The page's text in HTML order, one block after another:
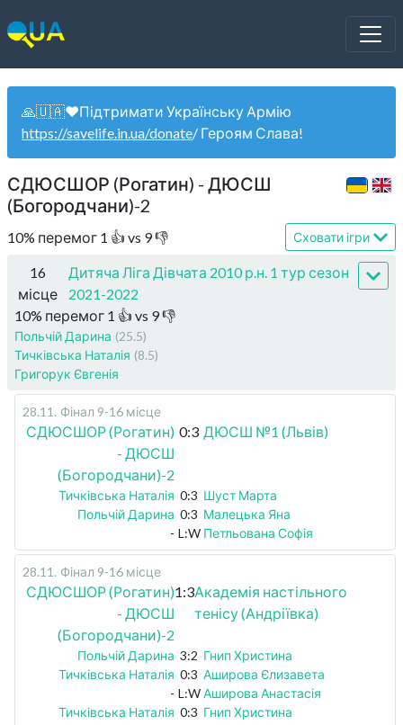
🙏🇺🇦❤️Підтримати Українську Армію
https://savelife.in.ua/donate/ Героям Слава!
СДЮСШОР (Рогатин) - ДЮСШ
(Богородчани)-2
10% перемог 1 👍 vs 9👎 Сховати ігри
16
місце
Дитяча Ліга Дівчата 2010 р.н. 1 тур сезон
2021-2022
10% перемог 1 👍 vs 9👎
Польчій Дарина (25.5)
Тичківська Наталія (8.5)
Григорук Євгенія
28.11 . Фінал 9-16 місце
СДЮСШОР (Рогатин)
- ДЮСШ
(Богородчани)-2
0:3 ДЮСШ №1 (Львів)
Тичківська Наталія 0:3 Шуст Марта
Польчій Дарина 0:3 Малецька Яна
- L:W Петльована Софія
28.11 . Фінал 9-16 місце
СДЮСШОР (Рогатин)
- ДЮСШ
(Богородчани)-2
1:3Академія настільного
тенісу (Андріївка)
Польчій Дарина 3:2 Гнип Христина
Тичківська Наталія 0:3 Аширова Єлизавета
- L:W Аширова Анастасія
Тичківська Наталія 0:3 Гнип Христина